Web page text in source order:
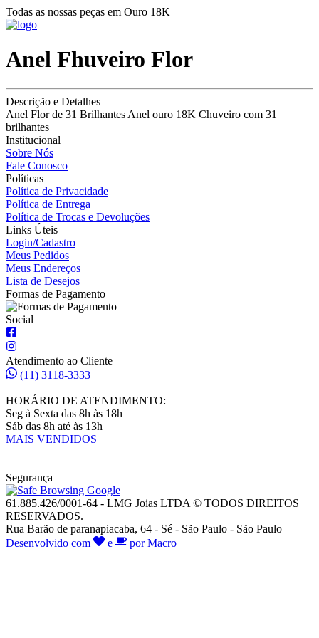
Todas as nossas peças em Ouro 18K
Anel Fhuveiro Flor
Descrição e Detalhes
Anel Flor de 31 Brilhantes Anel ouro 18K Chuveiro com 31
brilhantes
Institucional
Sobre Nós
Fale Conosco
Políticas
Política de Privacidade
Política de Entrega
Política de Trocas e Devoluções
Links Úteis
Login/Cadastro
Meus Pedidos
Meus Endereços
Lista de Desejos
Formas de Pagamento
Social
Atendimento ao Cliente
(11) 3118-3333
HORÁRIO DE ATENDIMENTO:
Seg à Sexta das 8h às 18h
Sáb das 8h até às 13h
MAIS VENDIDOS
Segurança
61.885.426/0001-64 - LMG Joias LTDA © TODOS DIREITOS
RESERVADOS.
Rua Barão de paranapiacaba, 64 - Sé - São Paulo - São Paulo
Desenvolvido com
e por Macro